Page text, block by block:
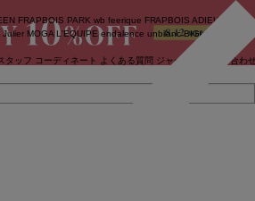
FRAPBOIS PARK wb feerique FRAPBOIS ADIEU
Julier MOGA L'EQUIPE endalence unbilanc BIGI online store
タッフ コーディネート よくある質問 ジャーナル お問い合わ